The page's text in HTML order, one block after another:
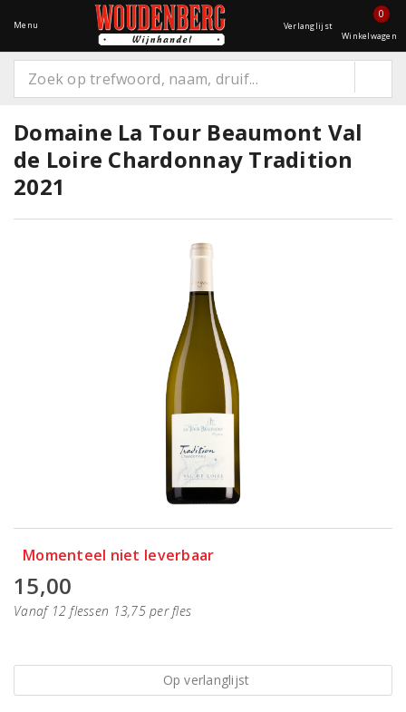
Menu Verlanglijst
0
Winkelwagen
Domaine La Tour Beaumont Val
de Loire Chardonnay Tradition
2021
Momenteel niet leverbaar
15,00
Vanaf 12 flessen 13,75 per fles
Op verlanglijst